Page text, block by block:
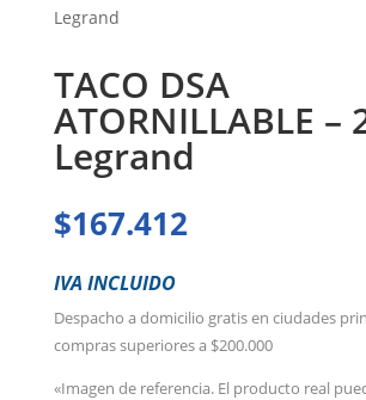
Legrand
TACO DSA
ATORNILLABLE –
Legrand
$167.412
IVA INCLUIDO
Despacho a domicilio gratis en ciudades
compras superiores a $200.000
«Imagen de referencia. El producto real